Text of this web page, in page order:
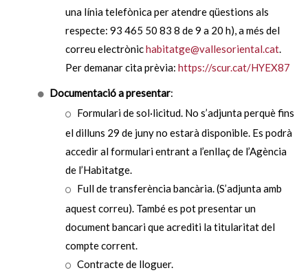
una línia telefònica per atendre qüestions als
respecte: 93 465 50 83 8 de 9 a 20 h), a més del
correu electrònichabitatge@vallesoriental.cat.
Per demanar cita prèvia: https://scur.cat/HYEX87
Documentació a presentar:
Formulari de sol·licitud. No s’adjunta perquè fins
el dilluns 29 de juny no estarà disponible. Es podrà
accedir al formulari entrant a l’enllaç de l’Agència
de l’Habitatge.
Full de transferència bancària. (S’adjunta amb
aquest correu). També es pot presentar un
document bancari que acrediti la titularitat del
compte corrent.
Contracte de lloguer.